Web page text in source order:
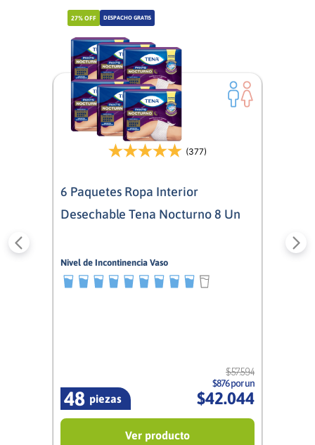
27% OFF DESPACHO GRATIS
(377)
6 Paquetes Ropa Interior
Desechable Tena Nocturno 8 Un
Nivel de Incontinencia Vaso
9/10
piezas
48
$57.594
$876 por un
$42.044
Ver producto